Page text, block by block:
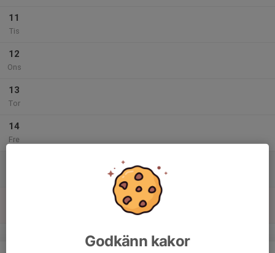
11
Tis
12
Ons
13
Tor
14
Fre
Godkänn kakor